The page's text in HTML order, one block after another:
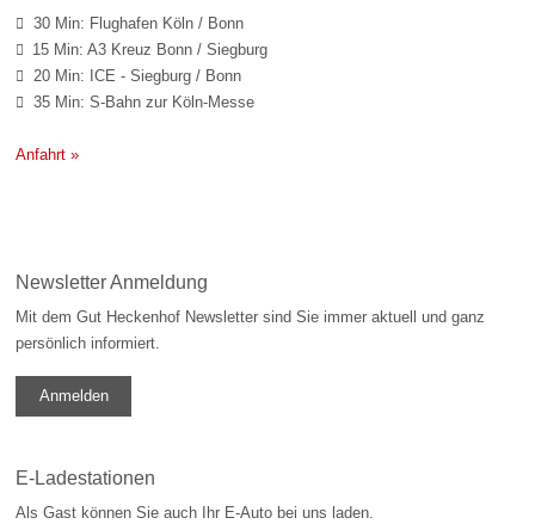
 30 Min: Flughafen Köln / Bonn
 15 Min: A3 Kreuz Bonn / Siegburg
 20 Min: ICE - Siegburg / Bonn
 35 Min: S-Bahn zur Köln-Messe
Anfahrt »
Newsletter Anmeldung
Mit dem Gut Heckenhof Newsletter sind Sie immer aktuell und ganz
persönlich informiert.
Anmelden
E-Ladestationen
Als Gast können Sie auch Ihr E-Auto bei uns laden.